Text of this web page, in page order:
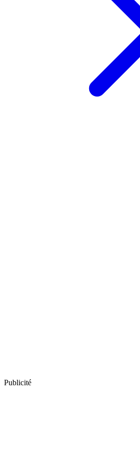
Publicité